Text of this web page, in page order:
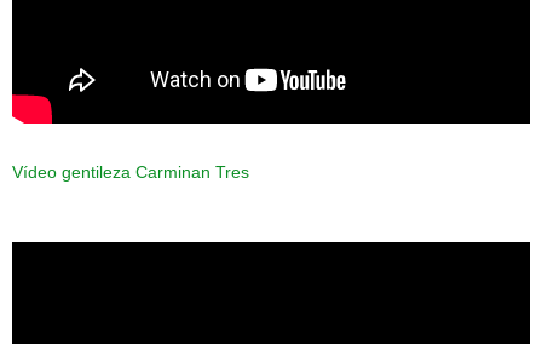
Vídeo gentileza Carminan Tres